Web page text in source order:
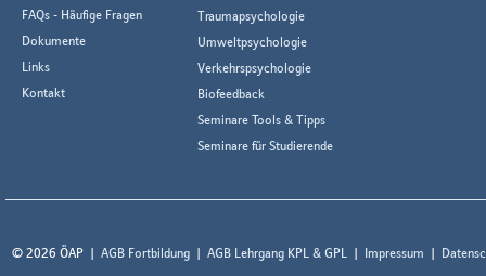
FAQs - Häufige Fragen
Dokumente
Links
Kontakt
Traumapsychologie
Umweltpsychologie
Verkehrspsychologie
Biofeedback
Seminare Tools & Tipps
Seminare für Studierende
© 2026 ÖAP AGB Fortbildung AGB Lehrgang KPL & GPL Impressum